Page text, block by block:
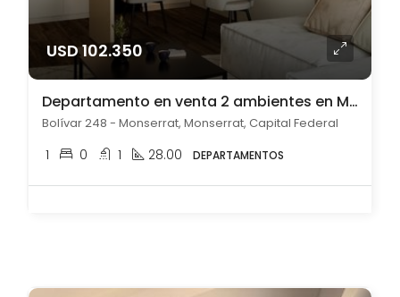
USD 102.350
Departamento en venta 2 ambientes en Monserrat
Bolívar 248 - Monserrat, Monserrat, Capital Federal
1 0 1 28.00 DEPARTAMENTOS